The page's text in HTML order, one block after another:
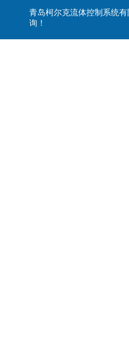
青岛柯尔克流体控制系统
询！